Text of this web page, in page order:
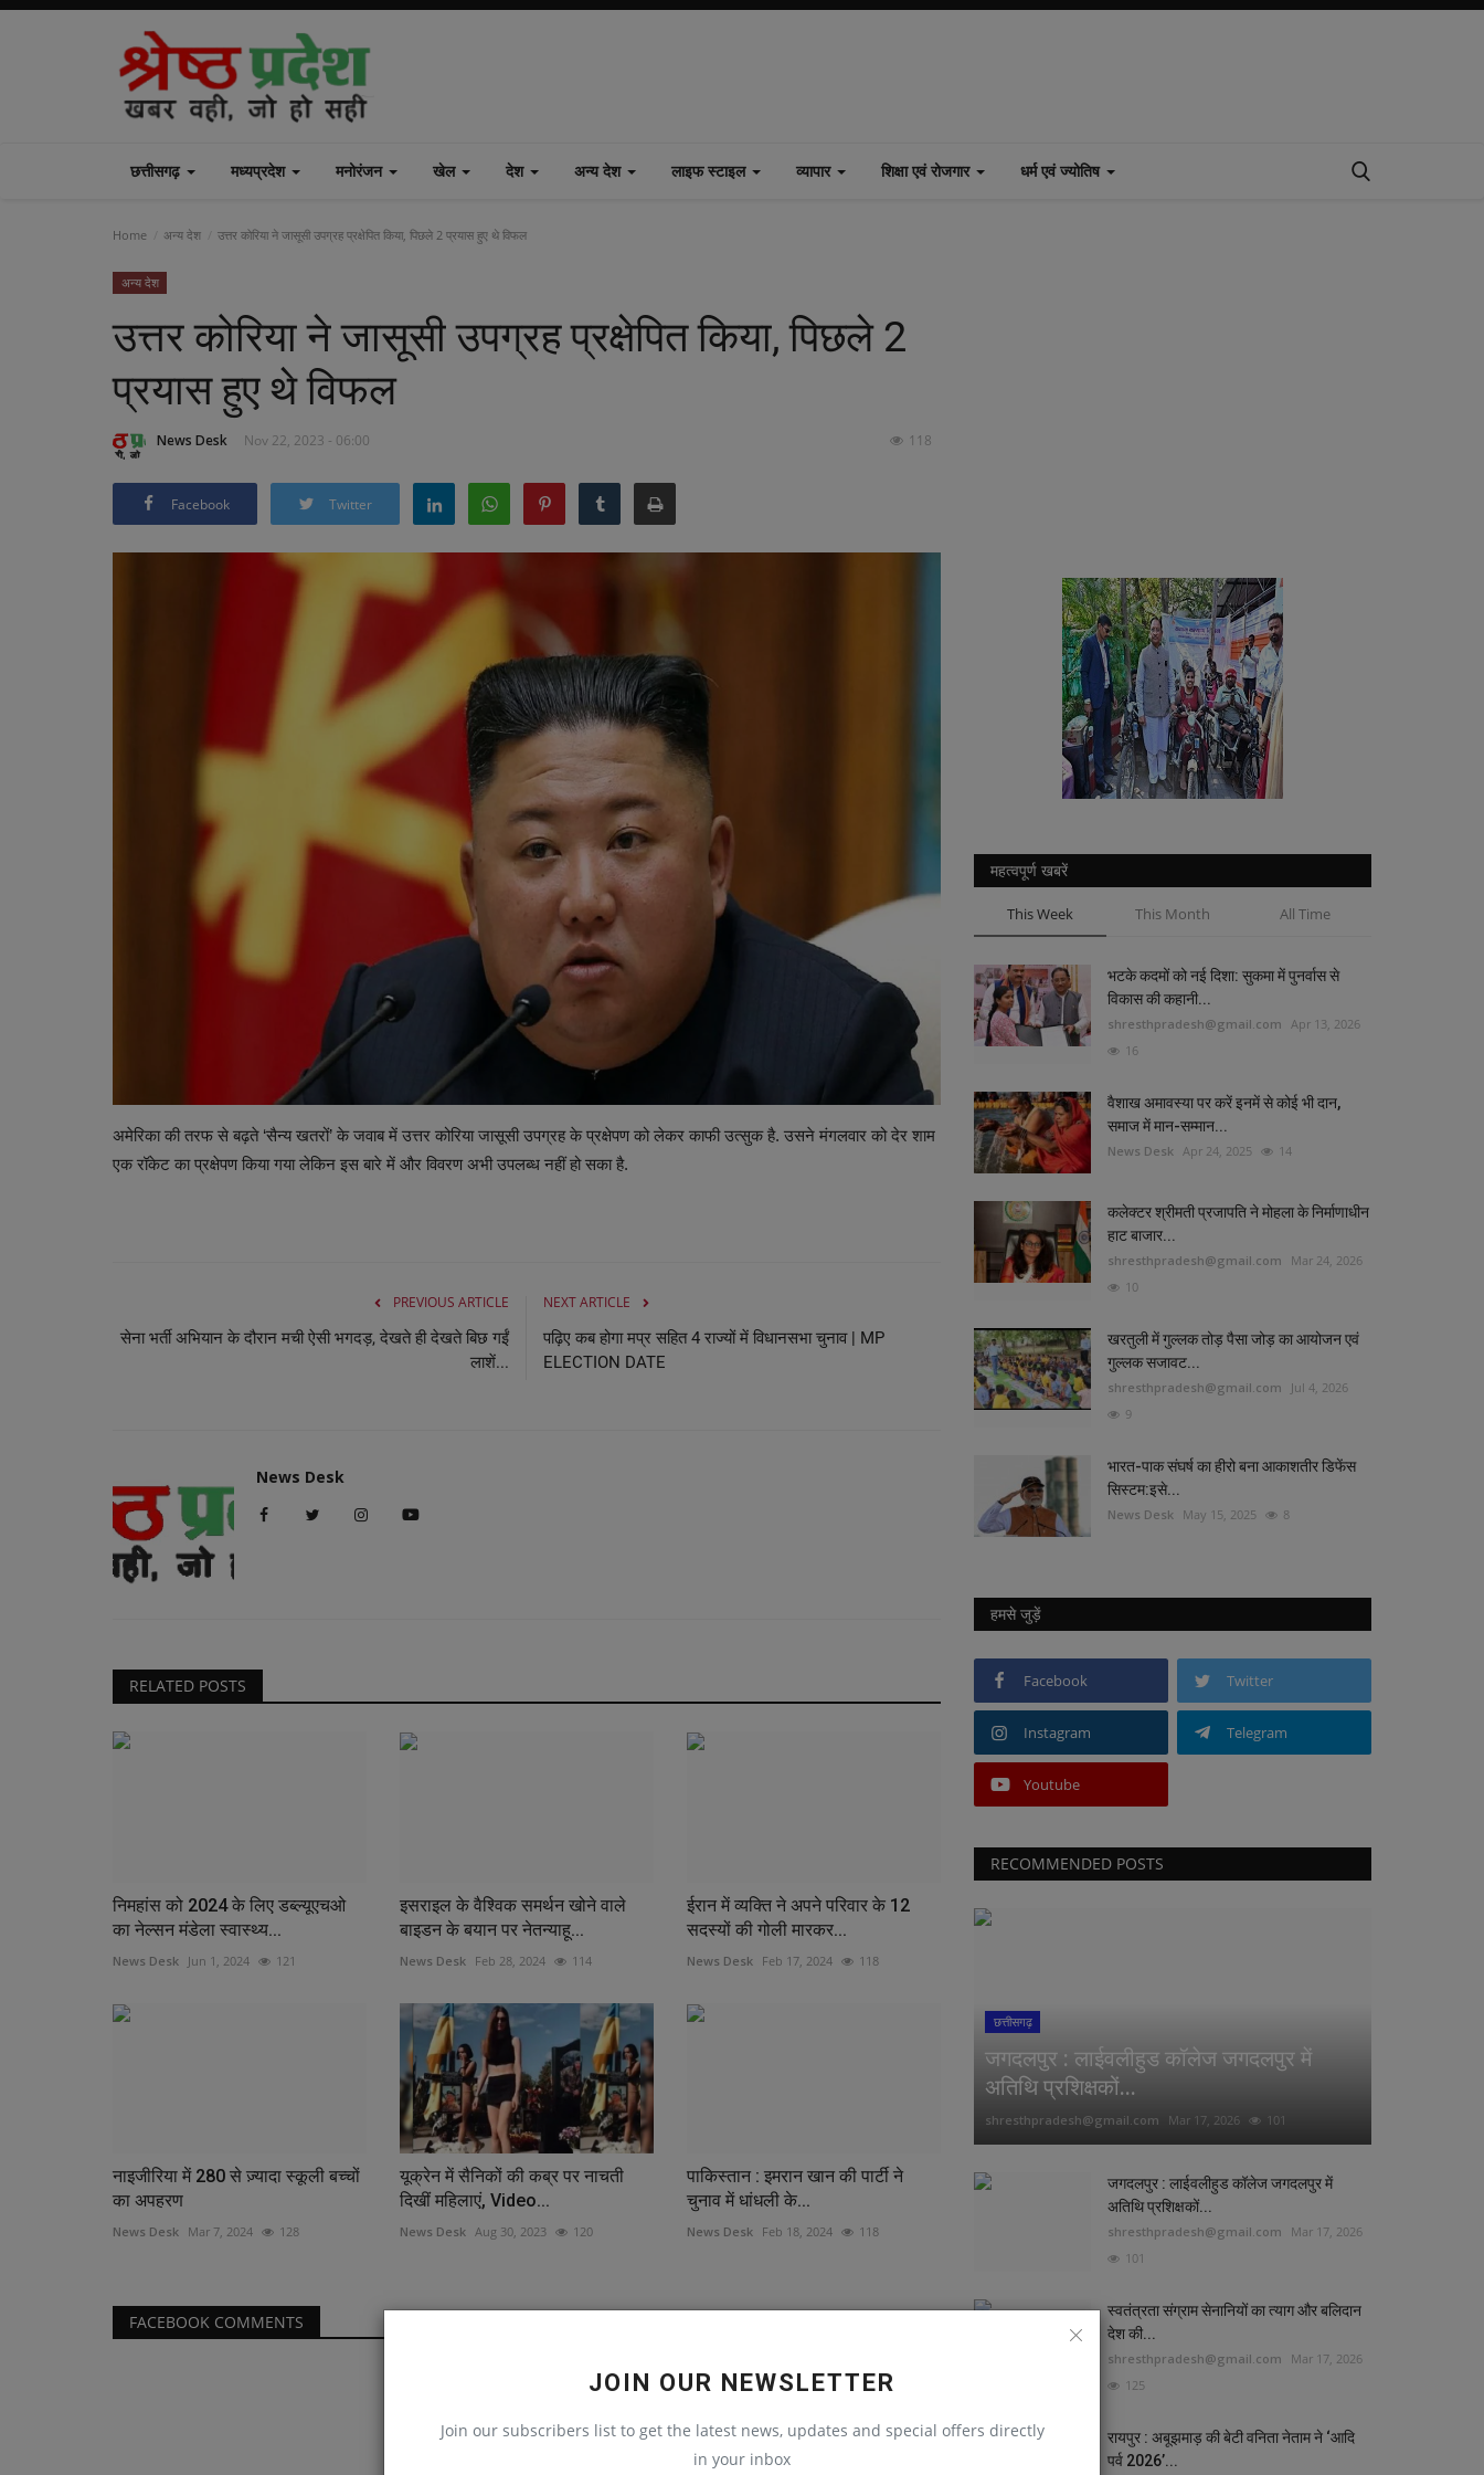
छत्तीसगढ़ मध्यप्रदेश मनोरंजन खेल देश अन्य देश लाइफ स्टाइल व्यापार शिक्षा एवं रोजगार धर्म एवं ज्योतिष
JOIN OUR NEWSLETTER
Join our subscribers list to get the latest news, updates and special offers directly
in your inbox
Home अन्य देश उत्तर कोरिया ने जासूसी उपग्रह प्रक्षेपित किया, पिछले 2 प्रयास हुए थे विफल
अन्य देश
उत्तर कोरिया ने जासूसी उपग्रह प्रक्षेपित किया, पिछले 2
प्रयास हुए थे विफल
News Desk Nov 22, 2023 - 06:00 118
Facebook Twitter
अमेरिका की तरफ से बढ़ते ‘सैन्य खतरों’ के जवाब में उत्तर कोरिया जासूसी उपग्रह के प्रक्षेपण को लेकर काफी उत्सुक है. उसने मंगलवार को देर शाम
एक रॉकेट का प्रक्षेपण किया गया लेकिन इस बारे में और विवरण अभी उपलब्ध नहीं हो सका है.
PREVIOUS ARTICLE
सेना भर्ती अभियान के दौरान मची ऐसी भगदड़, देखते ही देखते बिछ गईं
लाशें...
NEXT ARTICLE
पढ़िए कब होगा मप्र सहित 4 राज्यों में विधानसभा चुनाव | MP
ELECTION DATE
News Desk
RELATED POSTS
निमहांस को 2024 के लिए डब्ल्यूएचओ
का नेल्सन मंडेला स्वास्थ्य...
News Desk Jun 1, 2024 121
इसराइल के वैश्विक समर्थन खोने वाले
बाइडन के बयान पर नेतन्याहू...
News Desk Feb 28, 2024 114
ईरान में व्यक्ति ने अपने परिवार के 12
सदस्यों की गोली मारकर...
News Desk Feb 17, 2024 118
नाइजीरिया में 280 से ज़्यादा स्कूली बच्चों
का अपहरण
News Desk Mar 7, 2024 128
यूक्रेन में सैनिकों की कब्र पर नाचती
दिखीं महिलाएं, Video...
News Desk Aug 30, 2023 120
पाकिस्तान : इमरान खान की पार्टी ने
चुनाव में धांधली के...
News Desk Feb 18, 2024 118
FACEBOOK COMMENTS
महत्वपूर्ण खबरें
This Week This Month All Time
भटके कदमों को नई दिशा: सुकमा में पुनर्वास से
विकास की कहानी...
shresthpradesh@gmail.com Apr 13, 2026
16
वैशाख अमावस्या पर करें इनमें से कोई भी दान,
समाज में मान-सम्मान...
News Desk Apr 24, 2025 14
कलेक्टर श्रीमती प्रजापति ने मोहला के निर्माणाधीन
हाट बाजार...
shresthpradesh@gmail.com
Mar 24, 2026
10
खरतुली में गुल्लक तोड़ पैसा जोड़ का आयोजन एवं
गुल्लक सजावट...
shresthpradesh@gmail.com
Jul 4, 2026
9
भारत-पाक संघर्ष का हीरो बना ​​​​​​​आकाशतीर डिफेंस
सिस्टम:इसे...
News Desk May 15, 2025 8
हमसे जुड़ें
Facebook Twitter
Instagram Telegram
Youtube
RECOMMENDED POSTS
छत्तीसगढ़
जगदलपुर : लाईवलीहुड कॉलेज जगदलपुर में
अतिथि प्रशिक्षकों...
shresthpradesh@gmail.com Mar 17, 2026 101
जगदलपुर : लाईवलीहुड कॉलेज जगदलपुर में
अतिथि प्रशिक्षकों...
shresthpradesh@gmail.com
Mar 17, 2026
101
स्वतंत्रता संग्राम सेनानियों का त्याग और बलिदान
देश की...
shresthpradesh@gmail.com
Mar 17, 2026
125
रायपुर : अबूझमाड़ की बेटी वनिता नेताम ने ‘आदि
पर्व 2026’...